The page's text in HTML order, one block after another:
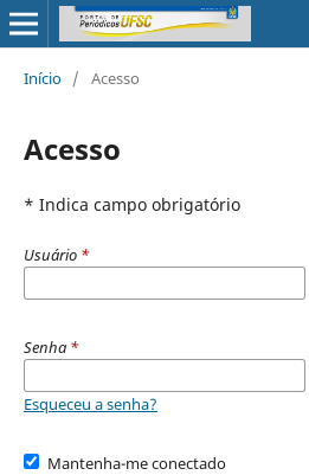
Início / Acesso
Acesso
* Indica campo obrigatório
Usuário *
Senha *
Esqueceu a senha?
Mantenha-me conectado